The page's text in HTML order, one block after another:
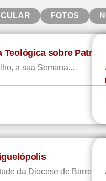
FOTOS
sobre
a sua Semana...
da Diocese de